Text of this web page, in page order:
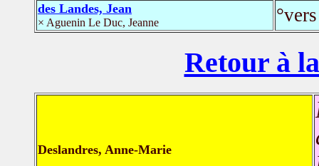
des Landes, Jean
× Aguenin Le Duc, Jeanne
Retour à
Deslandres, Anne-Marie